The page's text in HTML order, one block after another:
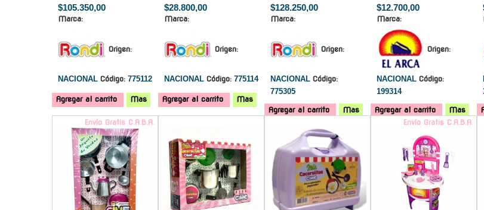
$105.350,00
Marca:
Origen:
NACIONAL Código: 775112
Agregar al carrito Mas
$28.800,00
Marca:
Origen:
NACIONAL Código: 775114
Agregar al carrito Mas
$128.250,00
Marca:
Origen:
NACIONAL Código:
775305
Agregar al carrito Mas
$12.700,00
Marca:
Origen:
NACIONAL Código:
199314
Agregar al carrito Mas
Envío Gratis C.A.B.A.
Envío Gratis C.A.B.A.